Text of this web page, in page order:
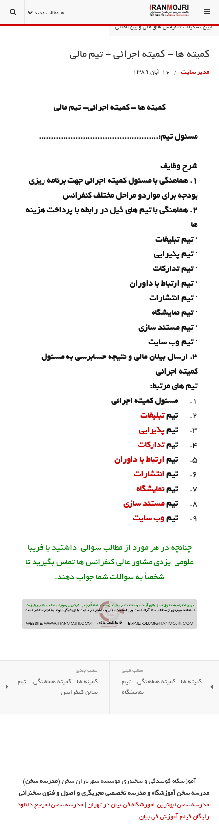
0 مطالب جدید شما اینجا هستید:
آیین تشکیلات و تشریفات کنفرانس
آیین تشکیلات کنفرانس های ملی و بین المللی
کمیته ها - کمیته اجرائی - تیم مالی
مدیر سایت 16 آبان 1389
کمیته ها - کمیته اجرائی- تیم مالی
مسئول تیم:.................................................
شرحوظایف
1. هماهنگی با مسئول کمیته اجرائی جهت برنامه ریزی
بودجه برای مواردو مراحل مختلف کنفرانس
2. هماهنگی با تیم های ذیل در رابطه با پرداخت هزینه
ها
·تیم تبلیغات
·تیم پذیرایی
·تیم تدارکات
·تیم ارتباط با داوران
·تیم انتشارات
·تیم نمایشگاه
·تیم مستند سازی
·تیم وب سایت
3. ارسال بیلان مالی و نتیجه حسابرسی به مسئول
کمیته اجرائی
تیم های مرتبط:
1.
مسئول کمیته اجرائی
2.
تیمتبلیغات
3.
تیمپذیرایی
4.
تیمتدارکات
5.
تیمارتباط با داوران
6.
تیمانتشارات
7.
تیمنمایشگاه
8.
تیممستند سازی
9.
تیموب سایت
چنانچه در هر مورد از مطالب سوالی داشتید با فریبا
علومی یزدی مشاور عالی کنفرانس ها تماس بگیرید تا
شخصاً به سوالات شما جواب دهند.
مطلب قبلی
کمیته ها- کمیته هماهنگی - تیم
نمایشگاه
مطلب بعدی
کمیته ها- کمیته هماهنگی - تیم
سالن کنفرانس
آموزشگاه گویندگی و سخنوری موسسه شهریاران سخن (مدرسه سخن)
مدرسه سخن آموزشگاه و مدرسه تخصصی مجریگری و اصول و فنون سخنرانی
مدرسه سخن؛ بهترین آموزشگاه فن بیان در تهران|مدرسه سخن؛ مرجع دانلود
رایگان فیلم آموزش فن بیان